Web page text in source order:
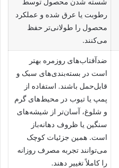
شسته شدن محصول توسط
رطوبت یا عرق شده و عملکرد
محصول را طولانی‌تر حفظ
می‌کنند.
ضدآفتاب‌های روزمره بهتر
است در بسته‌بندی‌های سبک و
قابل‌حمل باشند. استفاده از
پمپ یا تیوب در محیط‌های گرم
و شلوغ، آسان‌تر از شیشه‌های
سنگین یا ظروف دهانه‌باز
است. همین جزئیات کوچک
می‌توانند تجربه مصرف روزانه
را کاملاً تغییر دهند.